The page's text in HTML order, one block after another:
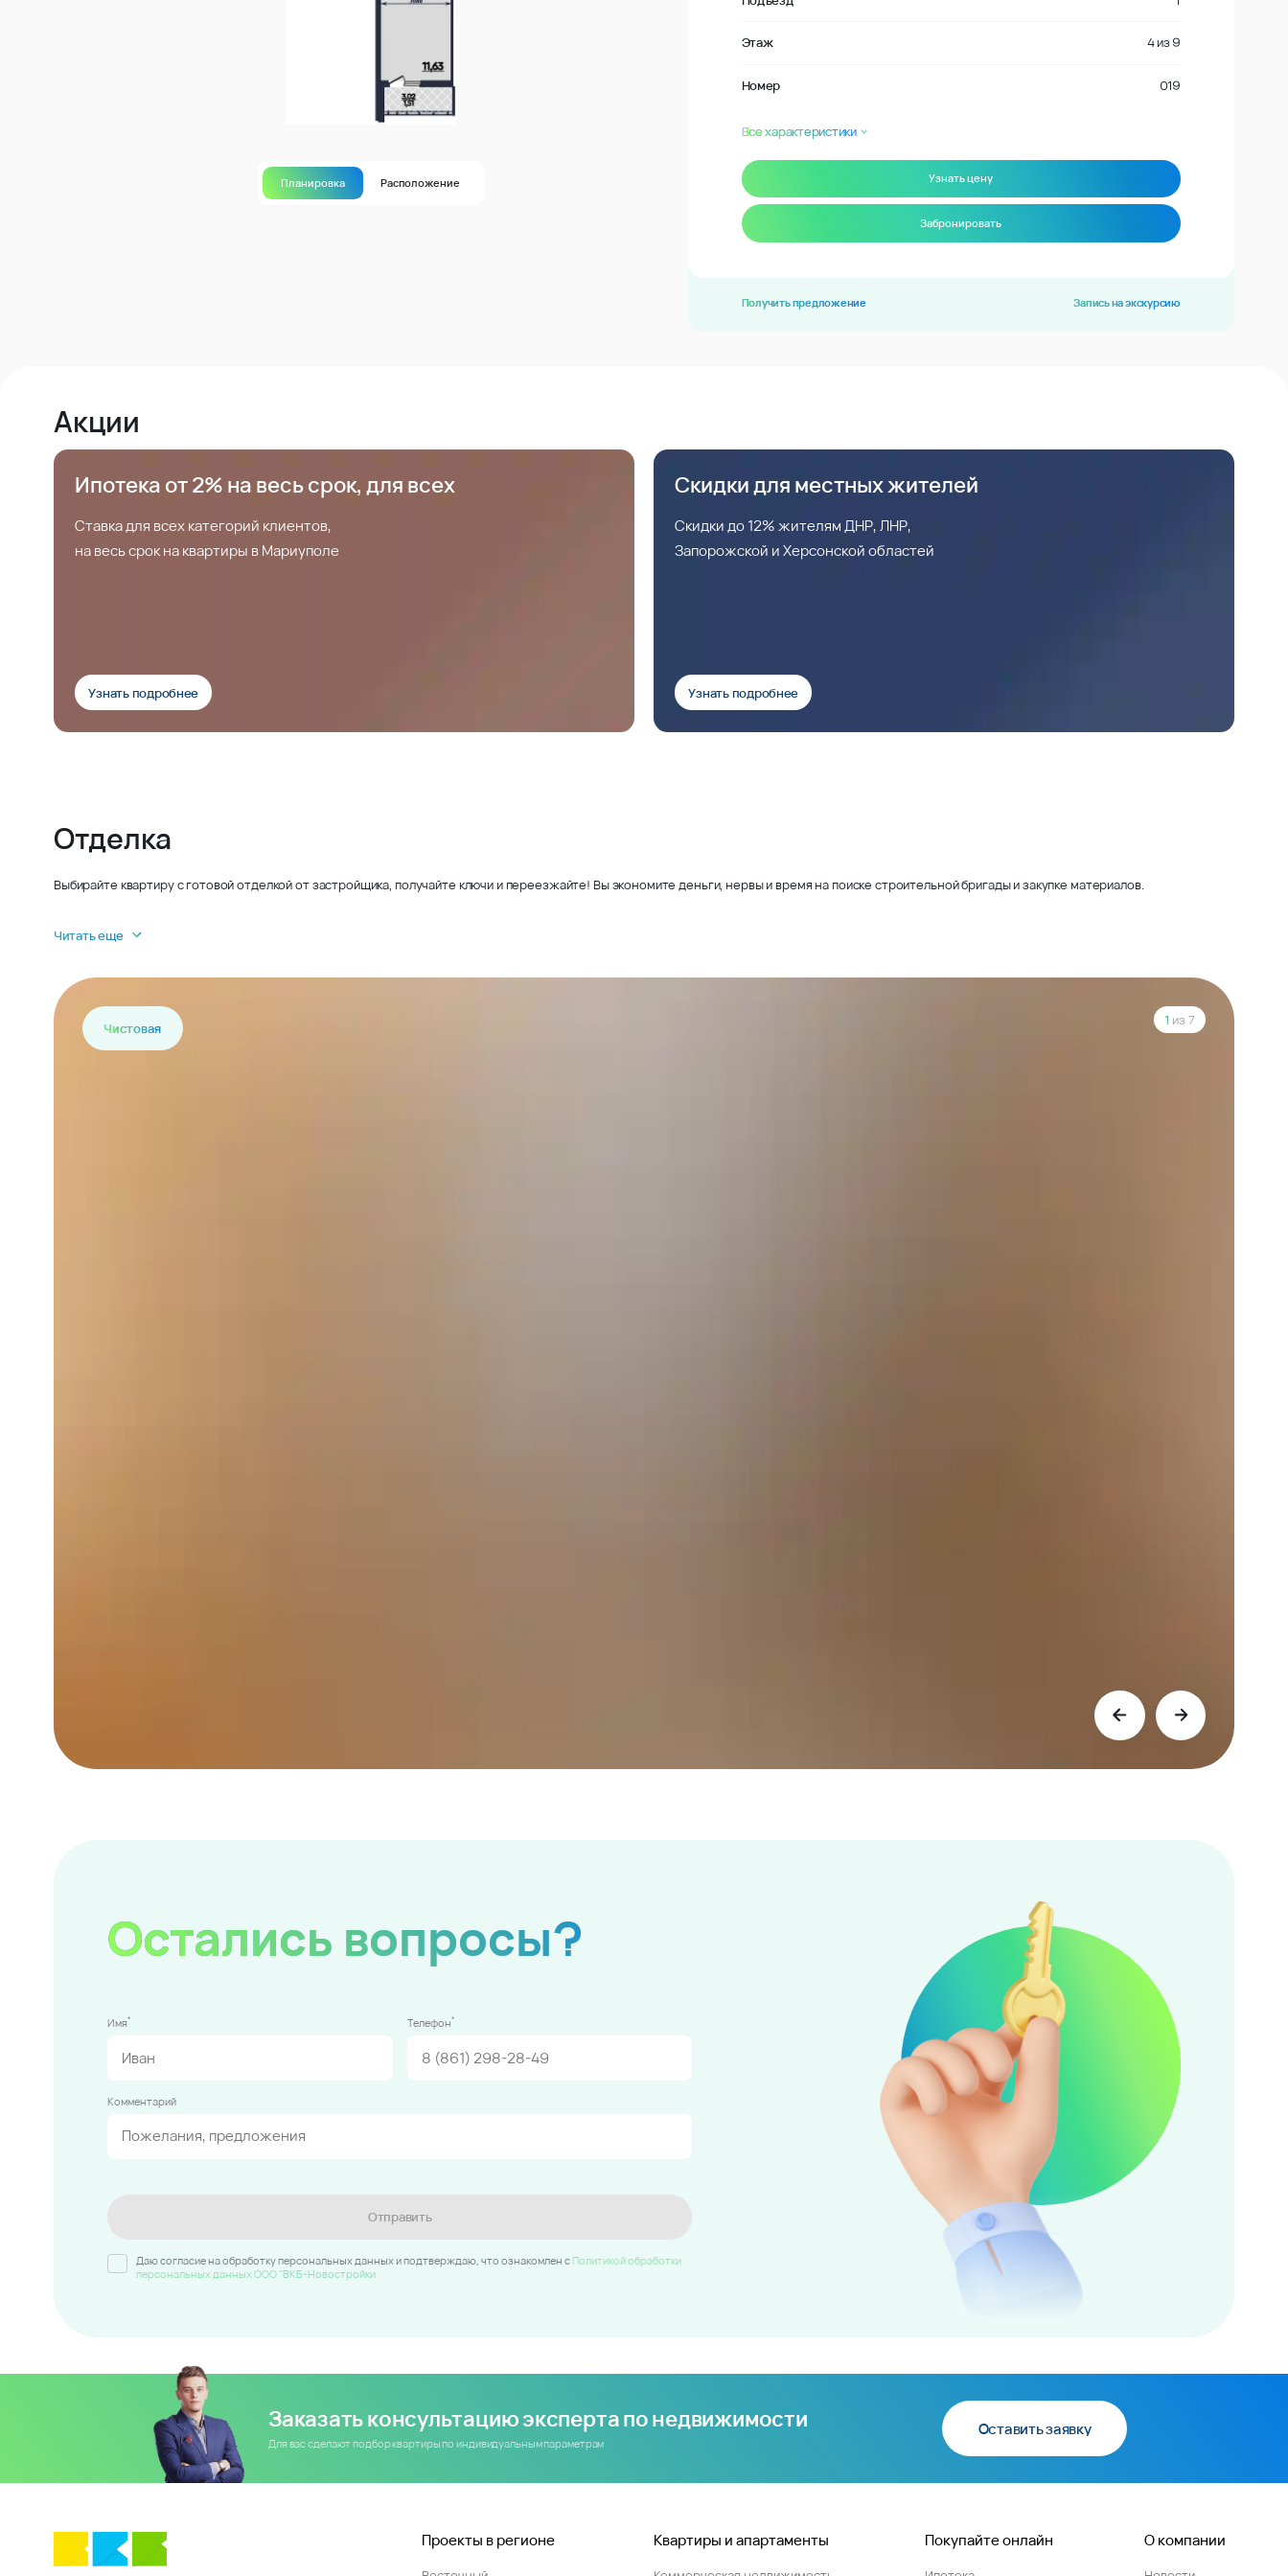
Планировка Расположение
Этаж 4из 9
Номер 019
Все характеристики
Узнать цену
Забронировать
Получить предложение Запись на экскурсию
Акции
Ипотека от 2% на весь срок, для всех
Ставка для всех категорий клиентов,
на весь срок на квартиры в Мариуполе
Узнать подробнее
Скидки для местных жителей
Скидки до 12% жителям ДНР, ЛНР,
Запорожской и Херсонской областей
Узнать подробнее
Отделка
Выбирайте квартиру с готовой отделкой от застройщика, получайте ключи и переезжайте! Вы экономите деньги, нервы и время на поиске строительной бригады и закупке материалов.
Читать еще
Чистовая
1 из 7
Остались вопросы?
Имя* Телефон*
Комментарий
Отправить
Даю согласие на обработку персональных данных и подтверждаю, что ознакомлен c Политикой обработки
персональных данных ООО "ВКБ-Новостройки
Заказать консультацию эксперта по недвижимости
Для вас сделают подбор квартиры по индивидуальным параметрам
Оставить заявку
Проекты в регионе Квартиры и апартаменты Покупайте онлайн О компании